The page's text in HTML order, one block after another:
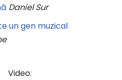
Daniel Sur
un gen muzical
Video: